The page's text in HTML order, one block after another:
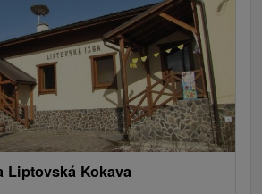
Liptovská Kokava